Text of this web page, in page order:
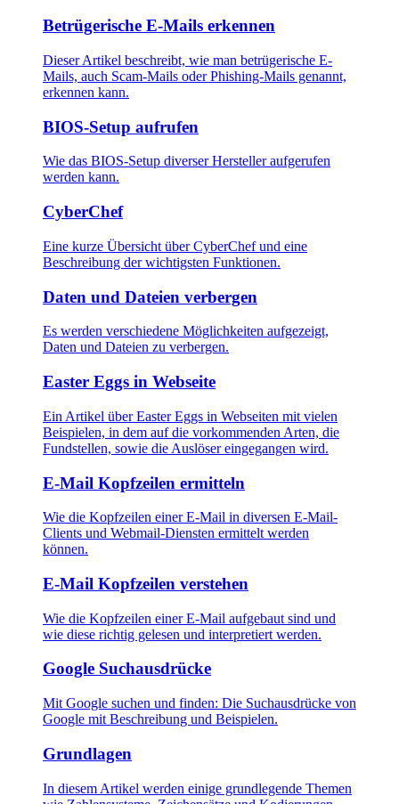
Betrügerische E-Mails erkennen
Dieser Artikel beschreibt, wie man betrügerische E-
Mails, auch Scam-Mails oder Phishing-Mails genannt,
erkennen kann.
BIOS-Setup aufrufen
Wie das BIOS-Setup diverser Hersteller aufgerufen
werden kann.
CyberChef
Eine kurze Übersicht über CyberChef und eine
Beschreibung der wichtigsten Funktionen.
Daten und Dateien verbergen
Es werden verschiedene Möglichkeiten aufgezeigt,
Daten und Dateien zu verbergen.
Easter Eggs in Webseite
Ein Artikel über Easter Eggs in Webseiten mit vielen
Beispielen, in dem auf die vorkommenden Arten, die
Fundstellen, sowie die Auslöser eingegangen wird.
E-Mail Kopfzeilen ermitteln
Wie die Kopfzeilen einer E-Mail in diversen E-Mail-
Clients und Webmail-Diensten ermittelt werden
können.
E-Mail Kopfzeilen verstehen
Wie die Kopfzeilen einer E-Mail aufgebaut sind und
wie diese richtig gelesen und interpretiert werden.
Google Suchausdrücke
Mit Google suchen und finden: Die Suchausdrücke von
Google mit Beschreibung und Beispielen.
Grundlagen
In diesem Artikel werden einige grundlegende Themen